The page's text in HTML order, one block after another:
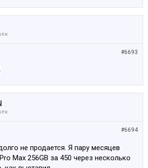
#6693
#6694
не продается. Я пару месяцев
Max 256GB за 450 через несколько